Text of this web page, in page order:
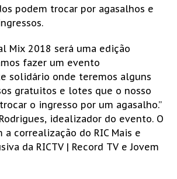
podem trocar por agasalhos e
Mix 2018 será uma edição
fazer um evento
solidário onde teremos alguns
gratuitos e lotes que o nosso
o ingresso por um agasalho.”
idealizador do evento. O
a correalização do RIC Mais e
da RICTV | Record TV e Jovem